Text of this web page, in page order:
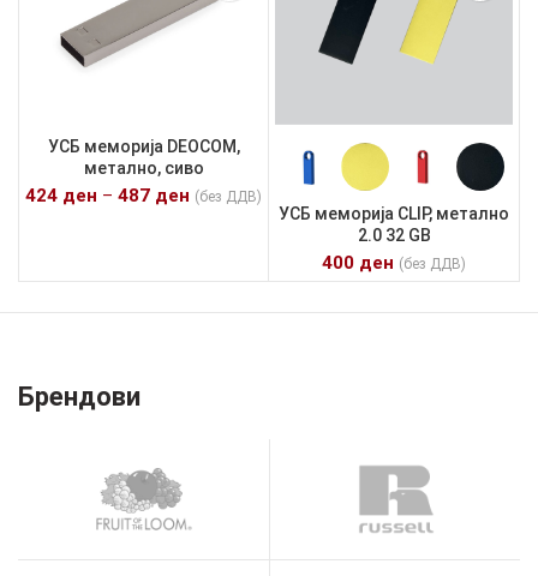
УСБ меморија DEOCOM,
метално, сиво
424 ден – 487 ден (без ДДВ)
УСБ меморија CLIP, метално
2.0 32 GB
400 ден (без ДДВ)
Брендови